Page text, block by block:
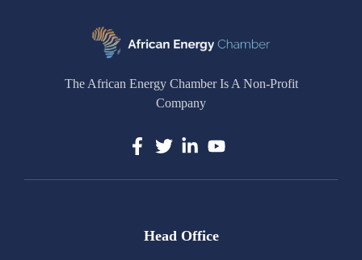
The African Energy Chamber Is A Non-Profit
Company
Head Office